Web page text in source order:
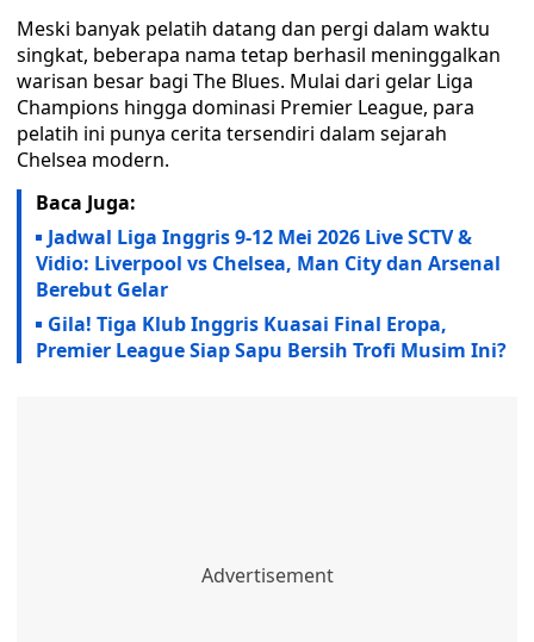
Meski banyak pelatih datang dan pergi dalam waktu
singkat, beberapa nama tetap berhasil meninggalkan
warisan besar bagi The Blues. Mulai dari gelar Liga
Champions hingga dominasi Premier League, para
pelatih ini punya cerita tersendiri dalam sejarah
Chelsea modern.
Baca Juga:
Jadwal Liga Inggris 9-12 Mei 2026 Live SCTV &
Vidio: Liverpool vs Chelsea, Man City dan Arsenal
Berebut Gelar
Gila! Tiga Klub Inggris Kuasai Final Eropa,
Premier League Siap Sapu Bersih Trofi Musim Ini?